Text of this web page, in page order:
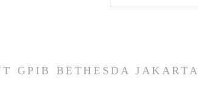
GPIB BETHESDA JAKARTA